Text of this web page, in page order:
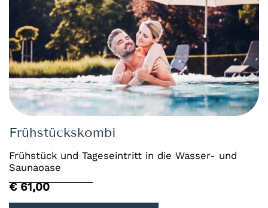
Frühstückskombi
Frühstück und Tageseintritt in die Wasser- und
Saunaoase
€ 61,00